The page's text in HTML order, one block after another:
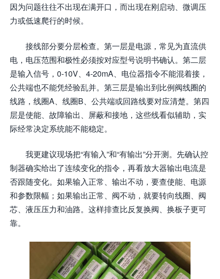
因为问题往往不出现在满开口，而出现在刚启动、微调压
力或低速爬行的时候。
接线部分要分层检查。第一层是电源，常见为直流供
电，电压范围和极性必须按对应型号说明书确认。第二层
是输入信号，0-10V、4-20mA、电位器指令不能混着接，
公共端也不能凭经验乱并。第三层是输出到比例阀线圈的
线路，线圈A、线圈B、公共端或回路线要对应清楚。第四
层是使能、故障输出、屏蔽和接地，这些线看似辅助，实
际经常决定系统能不能稳定。
我更建议现场把“有输入”和“有输出”分开测。先确认控
制器确实给出了连续变化的指令，再看放大器输出电流是
否跟随变化。如果输入正常、输出不动，要查使能、电源
和参数限幅；如果输出正常、阀不动，就要转向线圈、阀
芯、液压压力和油路。这样排查比反复换阀、换板子更可
靠。